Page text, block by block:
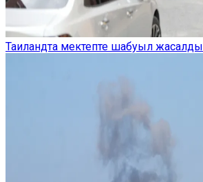
Таиландта мектепте шабуыл жасалды